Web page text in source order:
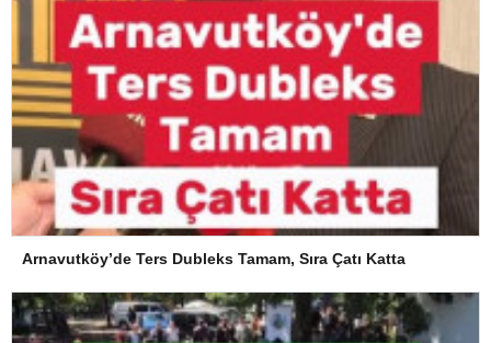
Arnavutköy’de Ters Dubleks Tamam, Sıra Çatı Katta